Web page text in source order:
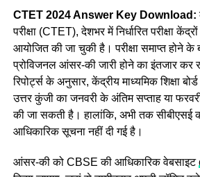
CTET 2024 Answer Key Download:
परीक्षा (CTET), देशभर में निर्धारित परीक्षा
आयोजित की जा चुकी है। परीक्षा समाप्त होने के
प्रोविजनल आंसर-की जारी होने का इंतजार कर
रिपोर्ट्स के अनुसार, केंद्रीय माध्यमिक शिक्षा
उत्तर कुंजी का जनवरी के अंतिम सप्ताह या
की जा सकती है। हालांकि, अभी तक सीबीएसई
आधिकारिक सूचना नहीं दी गई है।
आंसर-की को CBSE की आधिकारिक वेबसाइट